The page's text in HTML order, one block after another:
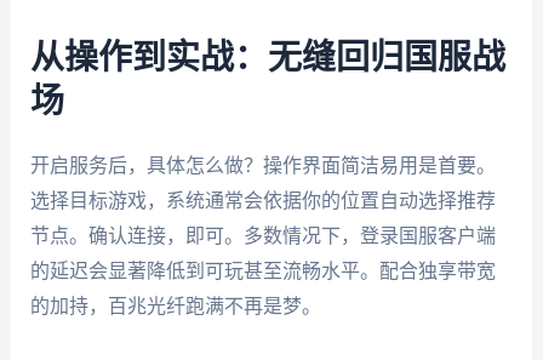
从操作到实战：无缝回归国服战
场
开启服务后，具体怎么做？操作界面简洁易用是首要。
选择目标游戏，系统通常会依据你的位置自动选择推荐
节点。确认连接，即可。多数情况下，登录国服客户端
的延迟会显著降低到可玩甚至流畅水平。配合独享带宽
的加持，百兆光纤跑满不再是梦。